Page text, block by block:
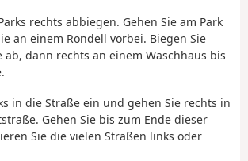
rechts abbiegen. Gehen Sie am Park
an einem Rondell vorbei. Biegen Sie
ab, dann rechts an einem Waschhaus bis
in die Straße ein und gehen Sie rechts in
Gehen Sie bis zum Ende dieser
Sie die vielen Straßen links oder